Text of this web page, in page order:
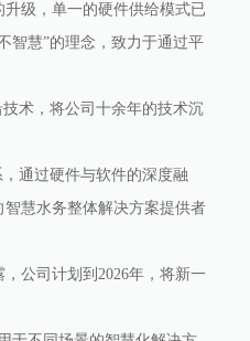
级，单一的硬件供给模式已
智慧”的理念，致力于通过平
术，将公司十余年的技术沉
通过硬件与软件的深度融
慧水务整体解决方案提供者
公司计划到2026年，将新一